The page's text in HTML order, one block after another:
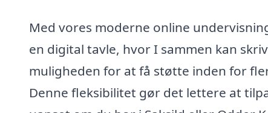
Med vores moderne online
en digital tavle, hvor I sammen kan
muligheden for at få støtte inden for
Denne fleksibilitet gør det lettere at